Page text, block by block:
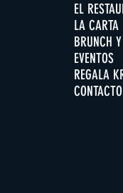
EL
LA CARTA
BRUNCH
EVENTOS
REGALA
CONTACTO